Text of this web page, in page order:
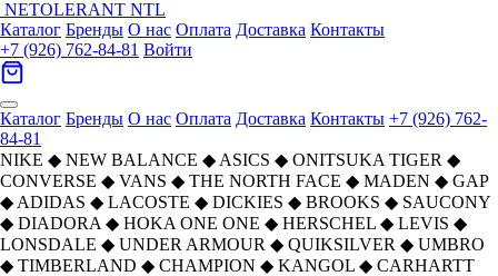
NETOLERANT NTL
Каталог Бренды О нас Оплата Доставка Контакты
+7 (926) 762-84-81 Войти
Каталог Бренды О нас Оплата Доставка Контакты +7 (926) 762-
84-81
NIKE ◆ NEW BALANCE ◆ ASICS ◆ ONITSUKA TIGER ◆
CONVERSE ◆ VANS ◆ THE NORTH FACE ◆ MADEN ◆ GAP
◆ ADIDAS ◆ LACOSTE ◆ DICKIES ◆ BROOKS ◆ SAUCONY
◆ DIADORA ◆ HOKA ONE ONE ◆ HERSCHEL ◆ LEVIS ◆
LONSDALE ◆ UNDER ARMOUR ◆ QUIKSILVER ◆ UMBRO
◆ TIMBERLAND ◆ CHAMPION ◆ KANGOL ◆ CARHARTT